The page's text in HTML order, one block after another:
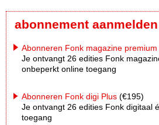
abonnement aanmelden
Abonneren Fonk magazine premium
Je ontvangt 26 edities Fonk
onbeperkt online toegang
Abonneren Fonk digi Plus (€195)
Je ontvangt 26 edities Fonk digitaal
toegang